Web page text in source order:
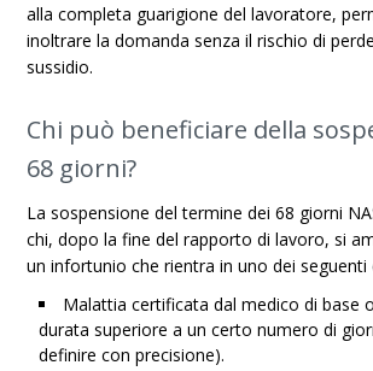
alla completa guarigione del lavoratore,
inoltrare la domanda senza il rischio di
sussidio.
Chi può beneficiare della
68 giorni?
La sospensione del termine dei 68 giorni
chi, dopo la fine del rapporto di lavoro, si
un infortunio che rientra in uno dei seguenti
Malattia certificata dal medico di base o
durata superiore a un certo numero di
definire con precisione).